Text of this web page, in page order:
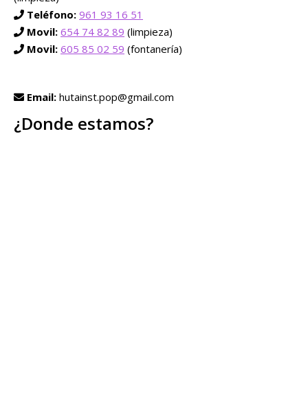
Teléfono: 961 93 16 51
Movil: 654 74 82 89 (limpieza)
Movil: 605 85 02 59 (fontanería)
Email: hutainst.pop@gmail.com
¿Donde estamos?